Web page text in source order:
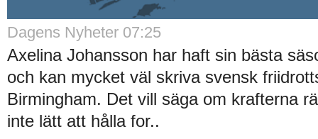
Dagens Nyheter 07:25
Axelina Johansson har haft sin bästa
och kan mycket väl skriva svensk
Birmingham. Det vill säga om krafterna
inte lätt att hålla for..